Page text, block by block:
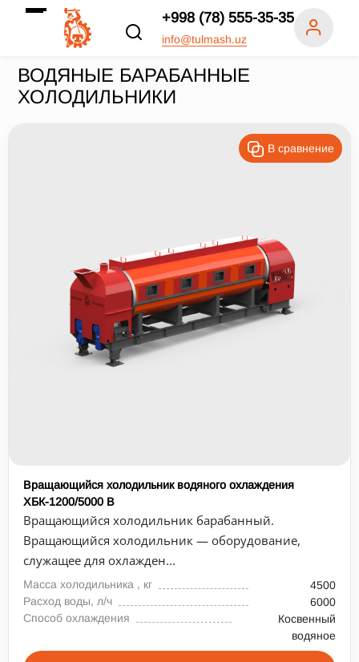
+998 (78) 555-35-35
info@tulmash.uz
ВОДЯНЫЕ БАРАБАННЫЕ
ХОЛОДИЛЬНИКИ
В сравнение
Вращающийся холодильник водяного охлаждения
ХБК-1200/5000 В
Вращающийся холодильник барабанный.
Вращающийся холодильник — оборудование,
служащее для охлажден...
Масса холодильника , кг
4500
Расход воды, л/ч
6000
Способ охлаждения
Косвенный
водяное